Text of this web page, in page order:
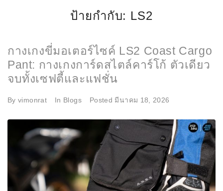
ป้ายกำกับ: LS2
กางเกงขี่มอเตอร์ไซค์ LS2 Coast Cargo
Pant: กางเกงการ์ดสไตล์คาร์โก้ ตัวเดียว
จบทั้งเซฟตี้และแฟชั่น
Byvimonrat In Blogs Posted มีนาคม 18, 2026